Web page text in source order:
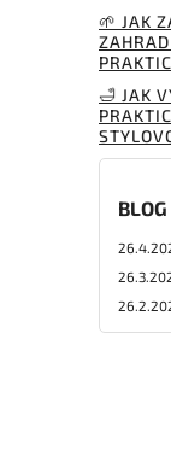
🌱 JAK
🛁 JAK
BLOG